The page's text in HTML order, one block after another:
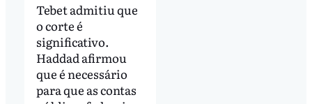
Tebet admitiu que
o corte é
significativo.
Haddad afirmou
que é necessário
para que as contas